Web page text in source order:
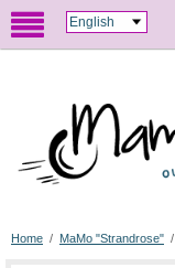
Home / MaMo "Strandrose" /